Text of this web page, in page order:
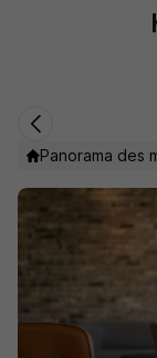
Panorama des